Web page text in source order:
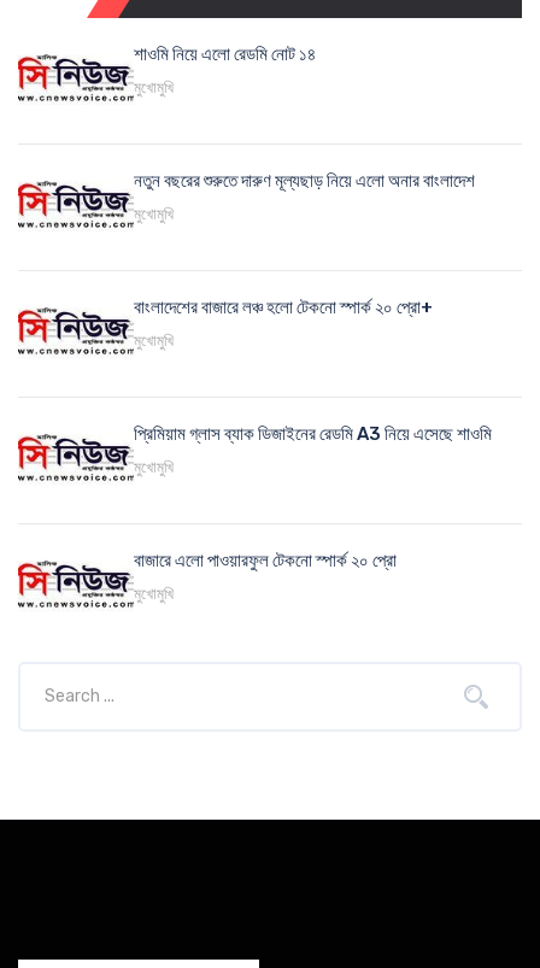
শাওমি নিয়ে এলো রেডমি নোট ১৪
মুখোমুখি
নতুন বছরের শুরুতে দারুণ মূল্যছাড় নিয়ে এলো অনার বাংলাদেশ
মুখোমুখি
বাংলাদেশের বাজারে লঞ্চ হলো টেকনো স্পার্ক ২০ প্রো+
মুখোমুখি
প্রিমিয়াম গ্লাস ব্যাক ডিজাইনের রেডমি A3 নিয়ে এসেছে শাওমি
মুখোমুখি
বাজারে এলো পাওয়ারফুল টেকনো স্পার্ক ২০ প্রো
মুখোমুখি